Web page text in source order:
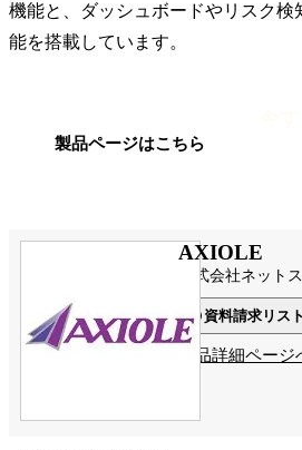
機能と、ダッシュボードやリスク検
能を搭載しています。
製品ページはこちら
AXIOLE
株式会社ネット
資料請求リス
製品詳細ページ